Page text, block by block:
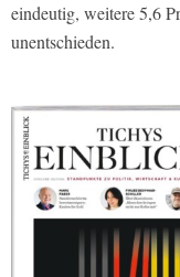
eindeutig, weitere 5,6
unentschieden.